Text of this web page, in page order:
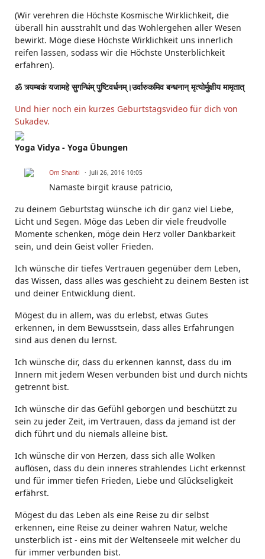
(Wir verehren die Höchste Kosmische Wirklichkeit, die
überall hin ausstrahlt und das Wohlergehen aller Wesen
bewirkt. Möge diese Höchste Wirklichkeit uns innerlich
reifen lassen, sodass wir die Höchste Unsterblichkeit
erfahren).
ॐ त्र्यम्बकं यजामहे सुगन्धिंम् पुष्टिवर्धनम्।उर्वारुकमिव बन्धनान् मृत्योर्मुक्षीय मामृतात्
Und hier noch ein kurzes Geburtstagsvideo für dich von
Sukadev.
Yoga Vidya - Yoga Übungen
Om Shanti Juli 26, 2016 10:05
Namaste birgit krause patricio,
zu deinem Geburtstag wünsche ich dir ganz viel Liebe,
Licht und Segen. Möge das Leben dir viele freudvolle
Momente schenken, möge dein Herz voller Dankbarkeit
sein, und dein Geist voller Frieden.
Ich wünsche dir tiefes Vertrauen gegenüber dem Leben,
das Wissen, dass alles was geschieht zu deinem Besten ist
und deiner Entwicklung dient.
Mögest du in allem, was du erlebst, etwas Gutes
erkennen, in dem Bewusstsein, dass alles Erfahrungen
sind aus denen du lernst.
Ich wünsche dir, dass du erkennen kannst, dass du im
Innern mit jedem Wesen verbunden bist und durch nichts
getrennt bist.
Ich wünsche dir das Gefühl geborgen und beschützt zu
sein zu jeder Zeit, im Vertrauen, dass da jemand ist der
dich führt und du niemals alleine bist.
Ich wünsche dir von Herzen, dass sich alle Wolken
auflösen, dass du dein inneres strahlendes Licht erkennst
und für immer tiefen Frieden, Liebe und Glückseligkeit
erfährst.
Mögest du das Leben als eine Reise zu dir selbst
erkennen, eine Reise zu deiner wahren Natur, welche
unsterblich ist - eins mit der Weltenseele mit welcher du
für immer verbunden bist.